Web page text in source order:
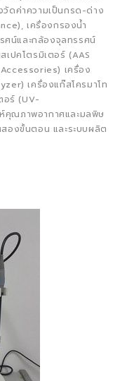
วัดค่าความเป็นกรด-ด่าง
เครื่องกรองน้ำ
ศน์และกล้องจุลทรรศน์
ปคโตรมิเตอร์ (AAS
เครื่อง
เครื่องแก๊สโครมาโท
อร์ (UV-
คุณภาพอากาศและมลพิษ
องขั้นตอน และระบบผลิต